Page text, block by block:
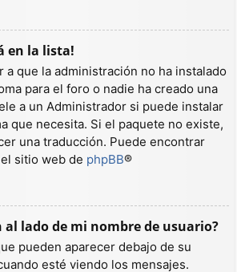
en la lista!
a que la administración no ha instalado
para el foro o nadie ha creado una
a un Administrador si puede instalar
que necesita. Si el paquete no existe,
una traducción. Puede encontrar
sitio web de phpBB®
al lado de mi nombre de usuario?
pueden aparecer debajo de su
esté viendo los mensajes.